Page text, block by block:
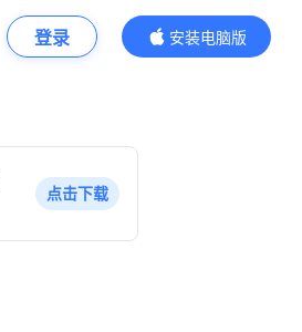
登录
安装电脑版
内容更精彩
点击下载